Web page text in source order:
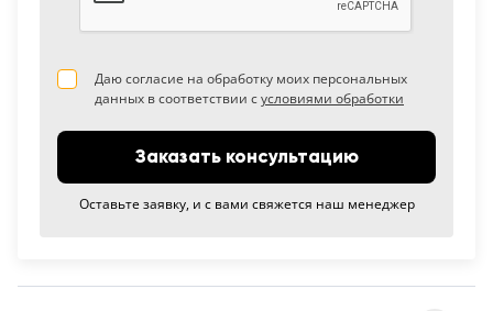
Даю согласие на обработку моих персональных
данных в соответствии сусловиями обработки
Заказать консультацию
Оставьте заявку, и с вами свяжется наш менеджер